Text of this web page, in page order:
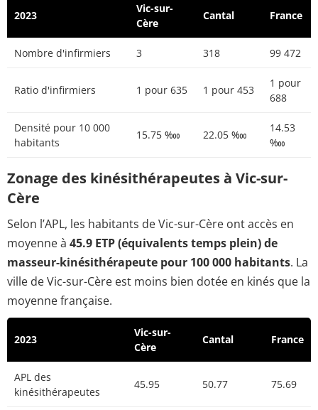
2023
Vic-sur-
Cère
Cantal France
Nombre d'infirmiers 3 318 99 472
Ratio d'infirmiers 1 pour 635 1 pour 453
1 pour
688
Densité pour 10 000
habitants
15.75 ‱ 22.05 ‱
14.53
‱
Zonage des kinésithérapeutes à Vic-sur-
Cère
Selon l’APL, les habitants de Vic-sur-Cère ont accès en
moyenne à 45.9 ETP (équivalents temps plein) de
masseur-kinésithérapeute pour 100 000 habitants. La
ville de Vic-sur-Cère est moins bien dotée en kinés que la
moyenne française.
2023
Vic-sur-
Cère
Cantal France
APL des
kinésithérapeutes
45.95 50.77 75.69